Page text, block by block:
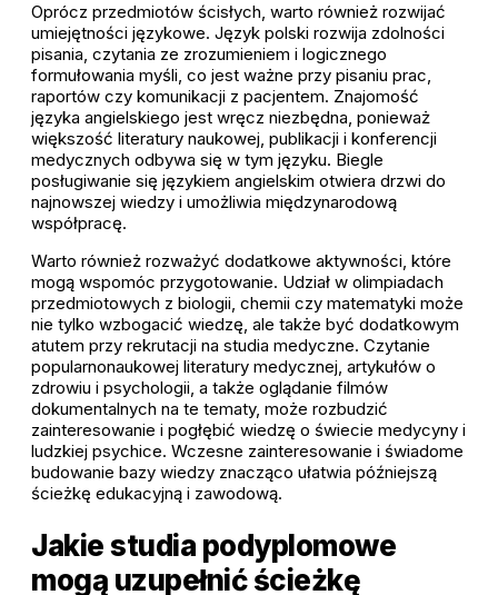
Oprócz przedmiotów ścisłych, warto również rozwijać
umiejętności językowe. Język polski rozwija zdolności
pisania, czytania ze zrozumieniem i logicznego
formułowania myśli, co jest ważne przy pisaniu prac,
raportów czy komunikacji z pacjentem. Znajomość
języka angielskiego jest wręcz niezbędna, ponieważ
większość literatury naukowej, publikacji i konferencji
medycznych odbywa się w tym języku. Biegle
posługiwanie się językiem angielskim otwiera drzwi do
najnowszej wiedzy i umożliwia międzynarodową
współpracę.
Warto również rozważyć dodatkowe aktywności, które
mogą wspomóc przygotowanie. Udział w olimpiadach
przedmiotowych z biologii, chemii czy matematyki może
nie tylko wzbogacić wiedzę, ale także być dodatkowym
atutem przy rekrutacji na studia medyczne. Czytanie
popularnonaukowej literatury medycznej, artykułów o
zdrowiu i psychologii, a także oglądanie filmów
dokumentalnych na te tematy, może rozbudzić
zainteresowanie i pogłębić wiedzę o świecie medycyny i
ludzkiej psychice. Wczesne zainteresowanie i świadome
budowanie bazy wiedzy znacząco ułatwia późniejszą
ścieżkę edukacyjną i zawodową.
Jakie studia podyplomowe
mogą uzupełnić ścieżkę